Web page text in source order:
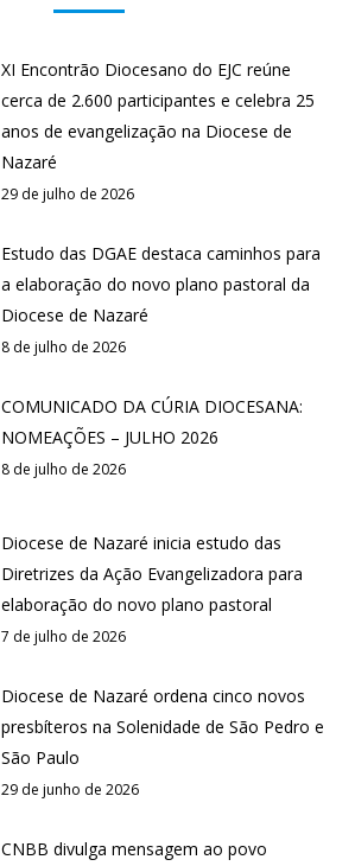
XI Encontrão Diocesano do EJC reúne
cerca de 2.600 participantes e celebra 25
anos de evangelização na Diocese de
Nazaré
29 de julho de 2026
Estudo das DGAE destaca caminhos para
a elaboração do novo plano pastoral da
Diocese de Nazaré
8 de julho de 2026
COMUNICADO DA CÚRIA DIOCESANA:
NOMEAÇÕES – JULHO 2026
8 de julho de 2026
Diocese de Nazaré inicia estudo das
Diretrizes da Ação Evangelizadora para
elaboração do novo plano pastoral
7 de julho de 2026
Diocese de Nazaré ordena cinco novos
presbíteros na Solenidade de São Pedro e
São Paulo
29 de junho de 2026
CNBB divulga mensagem ao povo